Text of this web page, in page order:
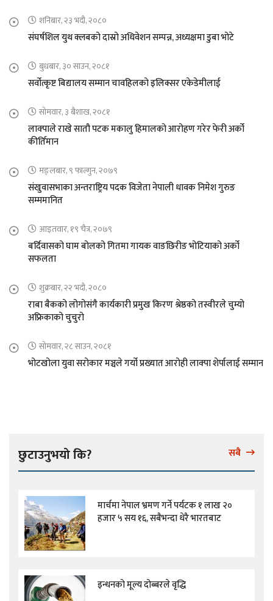
शनिबार, २३ भदौ, २०८०
संघर्षशिल युथ क्लबको दास्रो अधिवेशन सम्पन्न, अध्यक्षमा डुबा भोटे
बुधबार, ३० साउन, २०८१
सर्वोत्कृष्ट बिद्यालय सम्मान चावहिलको इलिक्सर एकेडेमीलाई
सोमवार, ३ बैशाख, २०८१
लाक्पाले राखे सातौ पटक मकालु हिमालको आरोहण गरेर फेरी अर्को
कीर्तिमान
मङ्लबार, ९ फाल्गुन, २०७९
संखुवासभाका अन्तराष्ट्रिय पदक विजेता नेपाली धावक निमेश गुरुङ
सम्ममानित
आइतवार, १९ चैत्र, २०७९
बर्दिवासको घाम बोलको गितमा गायक वाङछिरीङ भोटियाको अर्को
सफलता
शुक्रबार, २२ भदौ, २०८०
राबा बैकको लोगोसंगै कार्यकारी प्रमुख किरण श्रेष्ठको तस्वीरले चुम्यो
अफ्रिकाको चुचुरो
सोमवार, २८ साउन, २०८१
भोटखोला युवा सरोकार मञ्चले गर्यो प्रख्यात आरोही लाक्पा शेर्पालाई सम्मान
छुटाउनुभयो कि? सबै
मार्चमा नेपाल भ्रमण गर्ने पर्यटक १ लाख २०
हजार ५ सय १६, सबैभन्दा धेरै भारतबाट
इन्धनको मूल्य दोब्बरले वृद्धि